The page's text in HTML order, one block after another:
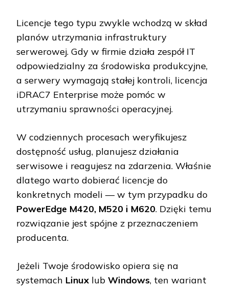
Licencje tego typu zwykle wchodzą w skład
planów utrzymania infrastruktury
serwerowej. Gdy w firmie działa zespół IT
odpowiedzialny za środowiska produkcyjne,
a serwery wymagają stałej kontroli, licencja
iDRAC7 Enterprise może pomóc w
utrzymaniu sprawności operacyjnej.
W codziennych procesach weryfikujesz
dostępność usług, planujesz działania
serwisowe i reagujesz na zdarzenia. Właśnie
dlatego warto dobierać licencje do
konkretnych modeli — w tym przypadku do
PowerEdge M420, M520 i M620. Dzięki temu
rozwiązanie jest spójne z przeznaczeniem
producenta.
Jeżeli Twoje środowisko opiera się na
systemach Linux lub Windows, ten wariant